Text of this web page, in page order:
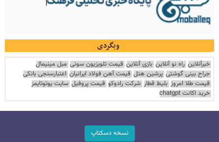
وبگردی
خبرآنلاین راه نو آنلاین بازی آنلاین قیمت تلویزیون سونی مبل مینیمال
جراح بینی گوشتی پرشین هتل قیمت آهن فولاد ایرانیان اعتبارسنجی بانکی
قیمت طلا امروز بلیط قطار شرکت رادوکو قیمت پروفیل سایت یوتوتایمز
خرید اکانت chatgpt
نسخه دسکتاپ